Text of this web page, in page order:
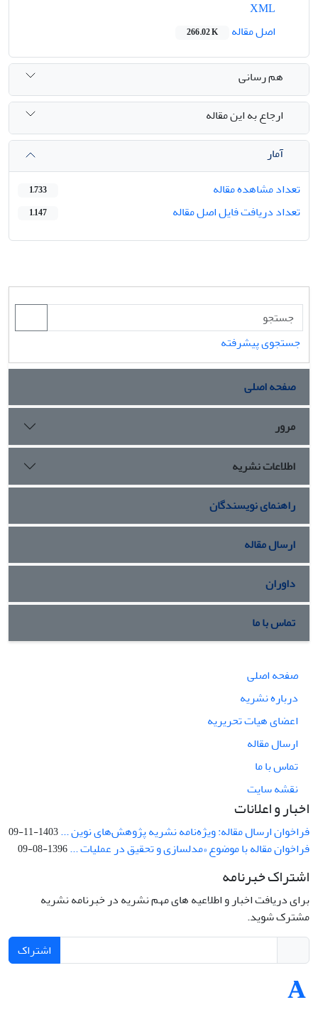
اصل مقاله
266.02 K
هم رسانی
ارجاع به این مقاله
آمار
تعداد مشاهده مقاله
1,733
تعداد دریافت فایل اصل مقاله 1,147
جستجوی پیشرفته
صفحه اصلی
مرور
اطلاعات نشریه
راهنمای نویسندگان
ارسال مقاله
داوران
تماس با ما
صفحه اصلی
درباره نشریه
اعضای هیات تحریریه
ارسال مقاله
تماس با ما
نقشه سایت
اخبار و اعلانات
فراخوان ارسال مقاله: ویژه‌نامه نشریه پژوهش‌های نوین ...1403-11-09
فراخوان مقاله با موضوع «مدلسازی و تحقیق در عملیات ...1396-08-09
اشتراک خبرنامه
برای دریافت اخبار و اطلاعیه های مهم نشریه در خبرنامه نشریه
مشترک شوید.
اشتراک